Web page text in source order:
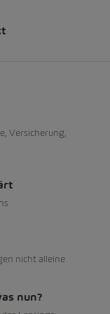
Versicherung,
nicht alleine
nun?